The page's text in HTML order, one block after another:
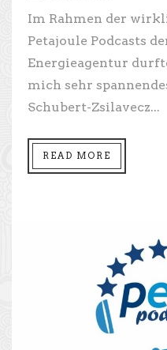
Im Rahmen der
Petajoule Podcasts
Energieagentur
mich sehr
Schubert-Zsilavecz...
READ MORE